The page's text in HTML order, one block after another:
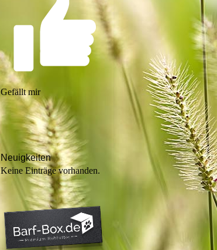
Gefällt mir
Neuigkeiten
Keine Einträge vorhanden.